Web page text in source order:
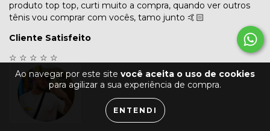
Ao navegar por este site você aceita o uso de cookies
para agilizar a sua experiência de compra.
ENTENDI
produto top top, curti muito a compra, quando ver outros
tênis vou comprar com vocês, tamo junto 🤙🏻
Cliente Satisfeito
☆ ☆ ☆ ☆ ☆